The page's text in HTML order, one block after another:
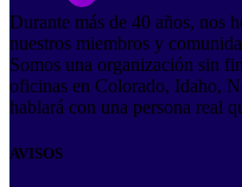
Durante más de 40 años, nos
nuestros miembros y
Somos una organización sin
oficinas en Colorado, Idaho,
hablará con una persona real
AVISOS